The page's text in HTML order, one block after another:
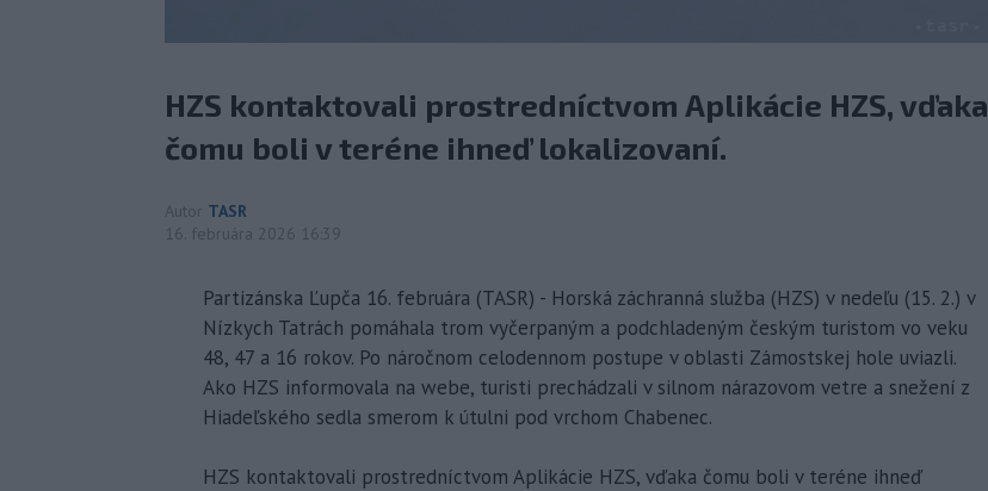
HZS kontaktovali prostredníctvom Aplikácie HZS, vďaka
čomu boli v teréne ihneď lokalizovaní.
Autor TASR
16. februára 2026 16:39
Partizánska Ľupča 16. februára (TASR) - Horská záchranná služba (HZS) v nedeľu (15. 2.) v
Nízkych Tatrách pomáhala trom vyčerpaným a podchladeným českým turistom vo veku
48, 47 a 16 rokov. Po náročnom celodennom postupe v oblasti Zámostskej hole uviazli.
Ako HZS informovala na webe, turisti prechádzali v silnom nárazovom vetre a snežení z
Hiadeľského sedla smerom k útulni pod vrchom Chabenec.
HZS kontaktovali prostredníctvom Aplikácie HZS, vďaka čomu boli v teréne ihneď